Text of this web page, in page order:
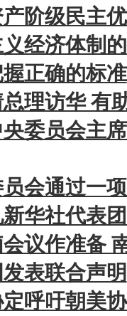
阶级民主
经济体制
正确的标准
理访华 有
委员会主
会通过一
华社代表
议作准备
表联合声明
呼吁朝美